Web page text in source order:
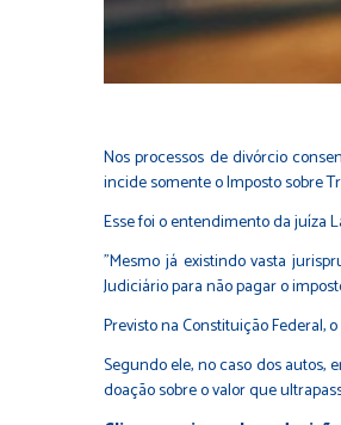
Nos processos de divórcio
incide somente o Imposto sobre
Esse foi o entendimento da juíza
"Mesmo já existindo vasta
Judiciário para não pagar o
Previsto na Constituição Federal,
Segundo ele, no caso dos autos,
doação sobre o valor que